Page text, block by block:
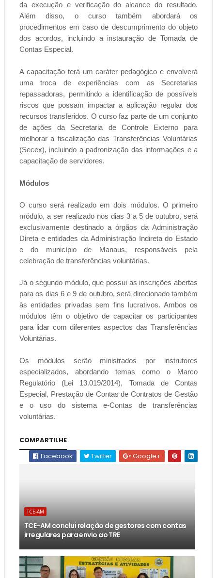
da execução e verificação do alcance do resultado.
Além disso, o curso também abordará os
procedimentos em caso de descumprimento do objeto
dos acordos, incluindo a instauração de Tomada de
Contas Especial.
A capacitação terá um caráter pedagógico e envolverá
uma troca de experiências com as Secretarias
repassadoras, permitindo a identificação de possíveis
riscos que possam impactar a aplicação regular dos
recursos transferidos. O curso faz parte de um conjunto
de ações da Secretaria de Controle Externo para
melhorar a fiscalização das Transferências Voluntárias
(Secex), incluindo a padronização das informações e a
capacitação de servidores.
Módulos
O curso será realizado em dois módulos. O primeiro
módulo, a ser realizado nos dias 3 a 5 de outubro, será
exclusivamente destinado a órgãos da Administração
Direta e entidades da Administração Indireta do Estado
e do município de Manaus, responsáveis pela
celebração de transferências voluntárias.
Já o segundo módulo, que possui as inscrições abertas
para os dias 6 e 9 de outubro, será direcionado também
às entidades privadas sem fins lucrativos. Ambos os
módulos têm o objetivo de capacitar os participantes
para lidar com diferentes aspectos das Transferências
Voluntárias.
Os módulos serão ministrados por instrutores
especializados, abordando temas como o Marco
Regulatório (Lei 13.019/2014), Tomada de Contas
Especial, Prestação de Contas de Contratos de Gestão
e o uso do sistema e-Contas de transferências
voluntárias.
COMPARTILHE
Facebook
Twitter Google+
TCE-AM
TCE-AM conclui relação de gestores com contas
irregulares para envio ao TRE